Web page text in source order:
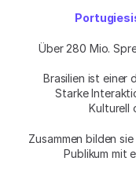
Über 280 Mio.
Brasilien ist einer
Starke
Kulturell
Zusammen bilden
Publikum mit